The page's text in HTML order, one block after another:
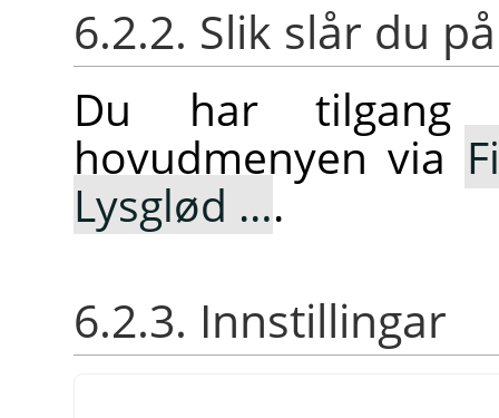
6.2.2. Slik slår du
Du har
hovudmenyen via
Lysglød ….
6.2.3. Innstillingar